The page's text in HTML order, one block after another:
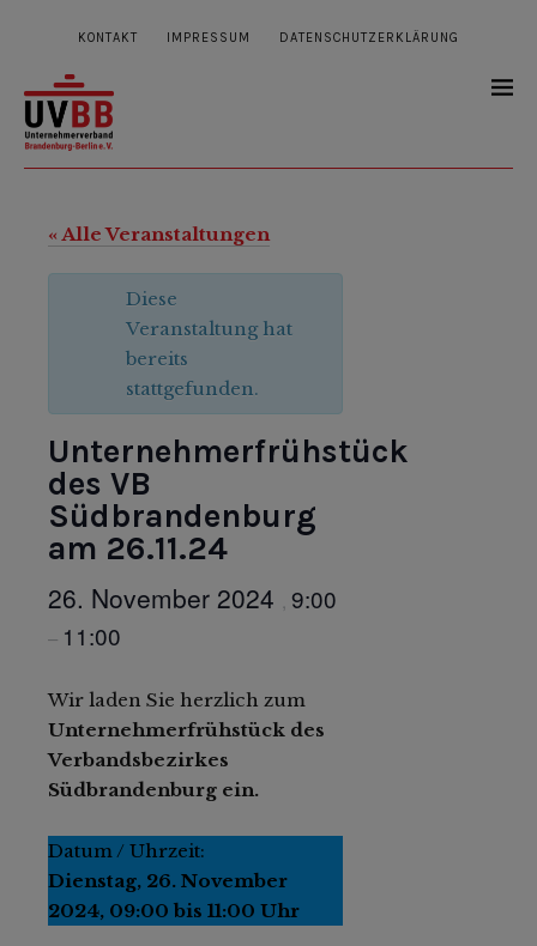
KONTAKT IMPRESSUM DATENSCHUTZERKLÄRUNG
« Alle Veranstaltungen
Diese
Veranstaltung hat
bereits
stattgefunden.
Unternehmerfrühstück
des VB
Südbrandenburg
am 26.11.24
26. November 2024 , 9:00
– 11:00
Wir laden Sie herzlich zum
Unternehmerfrühstück des
Verbandsbezirkes
Südbrandenburg ein.
Datum / Uhrzeit:
Dienstag, 26. November
2024, 09:00 bis 11:00 Uhr